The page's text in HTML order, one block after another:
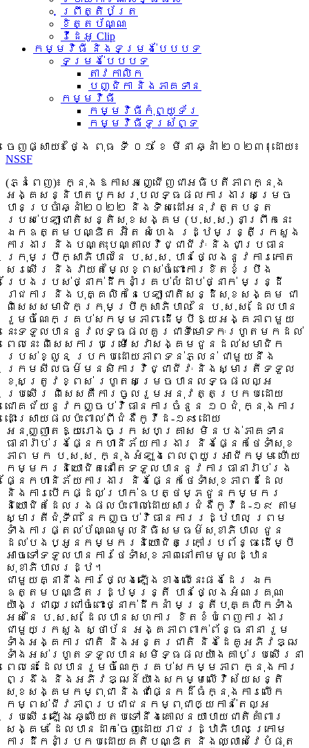
ព្រឹត្តិប័ត្រ
ខិត្តប័ណ្ណ
វីដេអូ Clip
កម្មវិធី និងទម្រង់បែបបទ
ទម្រង់បែបបទ
តាវកាលិក
បញ្ជិកា និងភាគទាន
កម្មវិធី
កម្មវិធីកុំព្យូទ័រ
កម្មវិធីទូរស័ព្ទ
ចេញផ្សាយ៖ ថ្ងៃ ពុធ ទី ០១ ខែ មីនា ឆ្នាំ ២០២៣ | ដោយ៖
NSSF
(ភ្នំពេញ)៖ ក្នុងឱកាសអញ្ជើញជាអធិបតីភាពក្នុង
អង្គសន្និបាតបូកសរុបលទ្ធផលការងារសម្រេច
បានប្រចាំឆ្នាំ២០២២ និងទិសដៅអនុវត្តបន្ត
របស់បេឡាជាតិសន្តិសុខសង្គម (ប.ស.ស.) នាព្រឹកនេះ
ឯកឧត្តមបណ្ឌិត អ៊ិត សំហេង រដ្ឋមន្រ្តីក្រសួង
ការងារ និងបណ្តុះបណ្តាលវិជ្ជាជីវៈ និងជាប្រធាន
ក្រុមប្រឹក្សាភិបាលនៃ ប.ស.ស. បានថ្លែងនូវការកោត
សរសើរ និងវាយ តម្លៃខ្ពស់ចំពោះការខិតខំប្រឹង
ប្រែងរបស់ថ្នាក់ដឹកនាំគ្រប់លំដាប់ថ្នាក់ មន្រ្ដី
រាជការ និងបុគ្គលិកនៃបេឡាជាតិសន្ដិសុខសង្គម ជា
ពិសេសសមាជិកក្រុមប្រឹក្សាភិបាល នៃ ប.ស.ស. ដែលបាន
រួមចំណែកគ្រប់សកម្មភាព ដើម្បីឱ្យអង្គភាពមួយ
នេះទទួលបាននូវលទ្ធផលគួរជាទីមោទកៈរហូតមកដល់
ពេលនេះ ពិសេសការបម្រើសេវាសង្គមជូនដល់សមាជិក
របស់ខ្លួន ប្រកបដោយភាពទន់ភ្លន់ ជាមួយនឹង
ក្រមសីលធម៌មនសិការវិជ្ជាជីវៈ និងស្មារតីទទួល
ខុសត្រូវខ្ពស់ រហូតសម្រេចបានលទ្ធផលល្អ
ប្រសើរ ពិសេសគឺការចូលរួមអនុវត្តប្រកបដោយ
ជោគជ័យនូវកញ្ចប់វិធានការចំនួន ១០ជុំ ក្នុងការ
ដោះស្រាយផលប៉ះពាល់ពីជំងឺកូវីដ-១៩ ដោយ
អនុញ្ញាតឱ្យរោងចក្រ សហគ្រាស មិនបង់ភាគទាន
ធានារ៉ាប់រងផ្នែកហានិភ័យការងារ និងផ្នែកថែទាំសុខ
ភាព មក ប.ស.ស. ក្នុងអំឡុងពេលព្យួរអាជីកម្ម ហើយ
កម្មករនិយោជិតនៅតែទទួលបាននូវការធានារ៉ាប់រង
ផ្នែកហានិភ័យការងារ និងផ្នែកថែទាំសុខភាពដដែល
និងការបើកផ្ដល់ប្រាក់ឧបត្ថម្ភជូនកម្មករ
និយោជិតដែលរងផលប៉ះពាល់ដោយសារជំងឺកូវីដ-១៩ តាម
ស្មារតីជុំទី៣ នៃកញ្ចប់វិធានការរដ្ឋបាល ព្រម
ទាំងការផ្តល់ប័ណ្ណមូលនិធិសមធម៌សុខាភិបាល ជូន
ដល់បងប្អូនកម្មករនិយោជិតក្រៅប្រព័ន្ធ ដើម្បី
អាចទៅទទួលបានការថែទាំសុខភាពនៅតាមមូលដ្ឋាន
សុខាភិបាលរដ្ឋ។
ជាមួយគ្នានឹងការថ្លែងឡើងខាងលើនេះផងដែរ ឯក
ឧត្តមបណ្ឌិតរដ្ឋមន្រ្តី បានថ្លែងអំណរគុណ
យ៉ាងជ្រាលជ្រៅចំពោះថ្នាក់ដឹកនាំ មន្រ្តីបុគ្គលិកទាំង
អស់នៃ ប.ស.ស. ដែលបានសហការ ខិតខំបំពេញការងារ
ជាមួយក្រសួង ស្ថាប័ន អង្គភាពពាក់ព័ន្ធនានា រួម
ទាំងអង្គការជាតិ និងអន្តរជាតិ និងដៃគូអភិវឌ្ឍ
ទាំងអស់រហូតទទួលបានសមិទ្ធផលយ៉ាងគាប់ប្រសើរនា
ពេលនេះ ដែលបានរួមចំណែកគ្រប់សកម្មភាព ក្នុងការ
ពង្រឹង និងអភិវឌ្ឍន៍យ៉ាងសកម្មលើវិស័យសន្តិ
សុខសង្គមកម្ពុជា និងជាផ្នែកដ៏ធំក្នុងការលើក
កម្ពស់ជីវភាពប្រជាជនកម្ពុជាឲ្យកាន់តែល្អ
ប្រសើរឡើង ឆ្លើយតបទៅនឹងគោលនយាបាយជាតិគាំពារ
សង្គម ដែលបានដាក់ចេញដោយរាជរដ្ឋាភិបាល ក្រោម
ការដឹកនាំប្រកបដោយគតិបណ្ឌិត និងឈ្លាសវៃបំផុត